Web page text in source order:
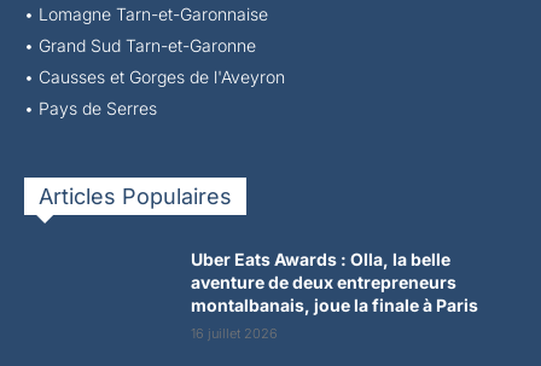
• Lomagne Tarn-et-Garonnaise
• Grand Sud Tarn-et-Garonne
• Causses et Gorges de l'Aveyron
• Pays de Serres
Articles Populaires
Uber Eats Awards : Olla, la belle
aventure de deux entrepreneurs
montalbanais, joue la finale à Paris
16 juillet 2026